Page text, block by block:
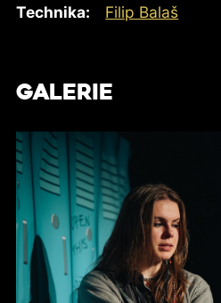
Technika:
Filip Balaš
GALERIE